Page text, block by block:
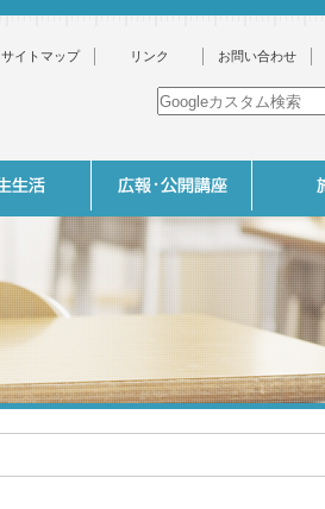
お問い合わせ
リンク
サイトマップ